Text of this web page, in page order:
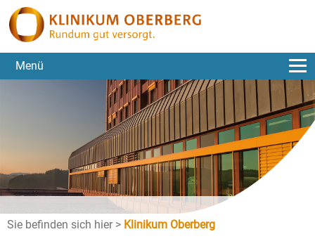
Menü
Sie befinden sich hier > Klinikum Oberberg